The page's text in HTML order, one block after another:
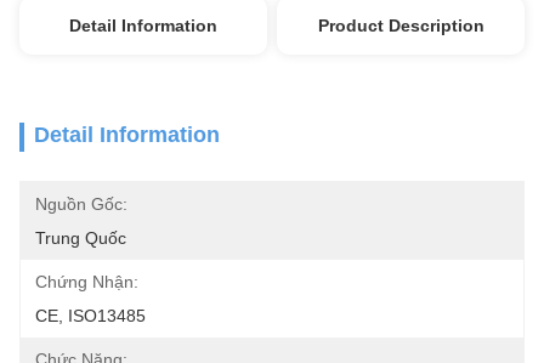
Detail Information Product Description
Detail Information
Nguồn Gốc:
Trung Quốc
Chứng Nhận:
CE, ISO13485